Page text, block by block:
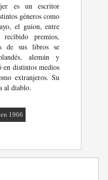
es un escritor
géneros como
el guion, entre
premios,
de sus libros se
alemán y
en distintos medios
extranjeros. Su
al diablo.
1966